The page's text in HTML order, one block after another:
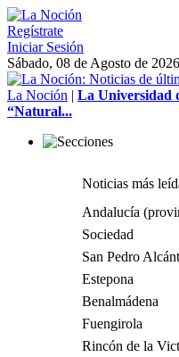
Regístrate
Iniciar Sesión
Sábado, 08 de Agosto de
La Noción | La Universidad
“Natural...
Noticias más
Andalucía
Sociedad
San Pedro
Estepona
Benalmádena
Fuengirola
Rincón de la